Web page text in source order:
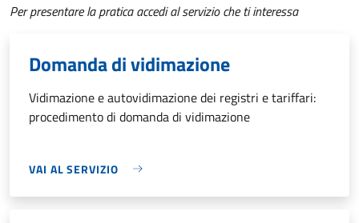
Per presentare la pratica accedi al servizio che ti interessa
Domanda di vidimazione
Vidimazione e autovidimazione dei registri e tariffari:
procedimento di domanda di vidimazione
VAI AL SERVIZIO